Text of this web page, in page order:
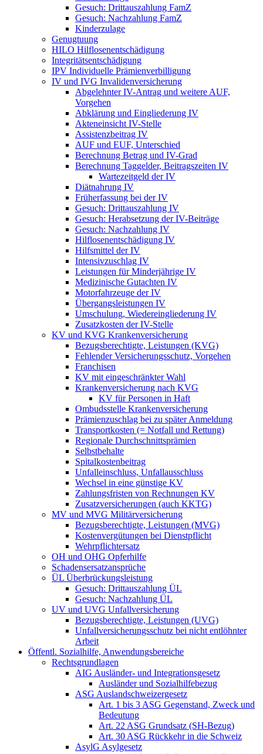
Gesuch: Drittauszahlung FamZ
Gesuch: Nachzahlung FamZ
Kinderzulage
Genugtuung
HILO Hilflosenentschädigung
Integritätsentschädigung
IPV Individuelle Prämienverbilligung
IV und IVG Invalidenversicherung
Abgelehnter IV-Antrag und weitere AUF,
Vorgehen
Abklärung und Eingliederung IV
Akteneinsicht IV-Stelle
Assistenzbeitrag IV
AUF und EUF, Unterschied
Berechnung Betrag und IV-Grad
Berechnung Taggelder, Beitragszeiten IV
Wartezeitgeld der IV
Diätnahrung IV
Früherfassung bei der IV
Gesuch: Drittauszahlung IV
Gesuch: Herabsetzung der IV-Beiträge
Gesuch: Nachzahlung IV
Hilflosenentschädigung IV
Hilfsmittel der IV
Intensivzuschlag IV
Leistungen für Minderjährige IV
Medizinische Gutachten IV
Motorfahrzeuge der IV
Übergangsleistungen IV
Umschulung, Wiedereingliederung IV
Zusatzkosten der IV-Stelle
KV und KVG Krankenversicherung
Bezugsberechtigte, Leistungen (KVG)
Fehlender Versicherungsschutz, Vorgehen
Franchisen
KV mit eingeschränkter Wahl
Krankenversicherung nach KVG
KV für Personen in Haft
Ombudsstelle Krankenversicherung
Prämienzuschlag bei zu später Anmeldung
Transportkosten (= Notfall und Rettung)
Regionale Durchschnittsprämien
Selbstbehalte
Spitalkostenbeitrag
Unfalleinschluss, Unfallausschluss
Wechsel in eine günstige KV
Zahlungsfristen von Rechnungen KV
Zusatzversicherungen (auch KKTG)
MV und MVG Militärversicherung
Bezugsberechtigte, Leistungen (MVG)
Kostenvergütungen bei Dienstpflicht
Wehrpflichtersatz
OH und OHG Opferhilfe
Schadensersatzansprüche
ÜL Überbrückungsleistung
Gesuch: Drittauszahlung ÜL
Gesuch: Nachzahlung ÜL
UV und UVG Unfallversicherung
Bezugsberechtigte, Leistungen (UVG)
Unfallversicherungsschutz bei nicht entlöhnter
Arbeit
Öffentl. Sozialhilfe, Anwendungsbereiche
Rechtsgrundlagen
AIG Ausländer- und Integrationsgesetz
Ausländer und Sozialhilfebezug
ASG Auslandschweizergesetz
Art. 1 bis 3 ASG Gegenstand, Zweck und
Bedeutung
Art. 22 ASG Grundsatz (SH-Bezug)
Art. 30 ASG Rückkehr in die Schweiz
AsylG Asylgesetz